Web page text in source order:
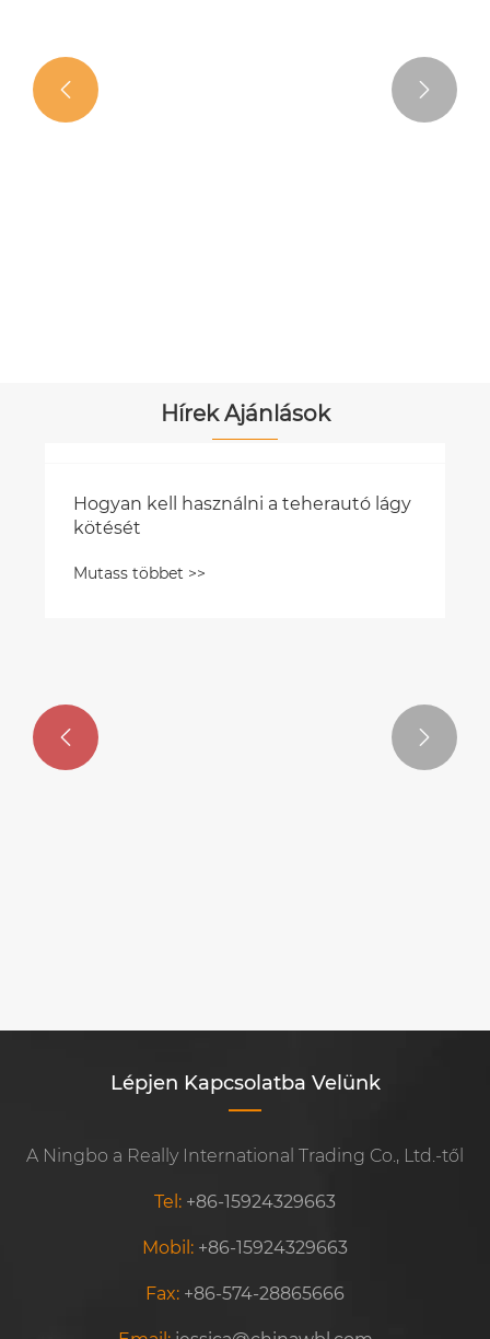
 
Hírek Ajánlások
 
Lépjen Kapcsolatba Velünk
A Ningbo a Really International Trading Co., Ltd.-től
Tel: +86-15924329663
Mobil: +86-15924329663
Fax: +86-574-28865666